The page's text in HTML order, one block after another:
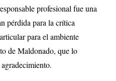
profesional fue una
pérdida para la crítica
para el ambiente
de Maldonado, que lo